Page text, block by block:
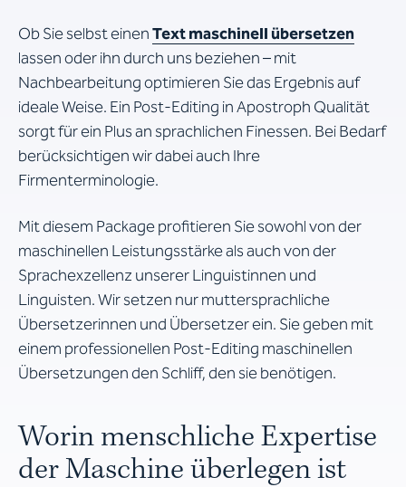
Ob Sie selbst einenText maschinell übersetzen
lassen oder ihn durch uns beziehen – mit
Nachbearbeitung optimieren Sie das Ergebnis auf
ideale Weise. Ein Post-Editing in Apostroph Qualität
sorgt für ein Plus an sprachlichen Finessen. Bei Bedarf
berücksichtigen wir dabei auch Ihre
Firmenterminologie.
Mit diesem Package profitieren Sie sowohl von der
maschinellen Leistungsstärke als auch von der
Sprachexzellenz unserer Linguistinnen und
Linguisten. Wir setzen nur muttersprachliche
Übersetzerinnen und Übersetzer ein. Sie geben mit
einem professionellen Post-Editing maschinellen
Übersetzungen den Schliff, den sie benötigen.
Worin menschliche Expertise
der Maschine überlegen ist